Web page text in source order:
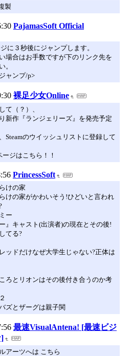
製
PajamasSoft Official
に３秒後にジャンプします。
場合はお手数ですが下のリンク先を
。
ャンプ/p>
裸足少女Online
て（？）、
新作『ランジェリーズ』を発売予定
Steamのウイッシュリストに登録して
ージはこちら！！
PrincessSoft
けの家
けの家がかわいそう!ひどいと言われ
ー
』キャスト(出演者)の現在とその後!
てる?
ッドだけなぜ大学生じゃない?正体は
ろとリオンはその後付き合うのか考
ズとザーグは親子関
最速VisualAntena! [最速ビジ
]
アーツへは こちら